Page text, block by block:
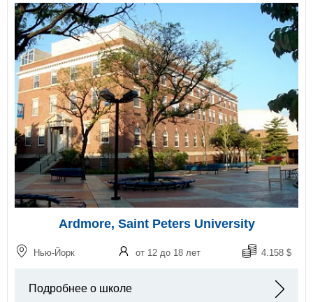
Ardmore, Saint Peters University
Нью-Йорк от 12 до 18 лет 4.158 $
Подробнее о школе